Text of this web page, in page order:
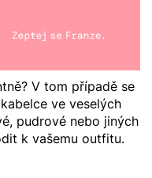
V tom případě se
ve veselých
pudrové nebo jiných
k vašemu outfitu.